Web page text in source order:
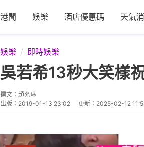
港聞 娛樂 酒店優惠碼 天氣
娛樂 即時娛樂
吳若希13秒大笑樣
撰文： 趙允琳
出版： 2019-01-13 23:02 更新： 2025-02-12